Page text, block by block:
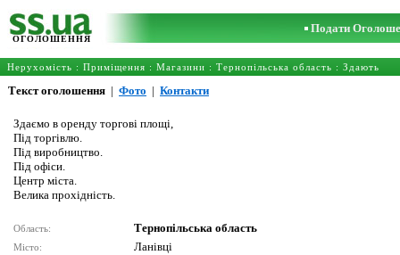
ОГОЛОШЕННЯ
Подати
Нерухомість : Приміщення : Магазини : Тернопільська область : Здають
Текст оголошення | Фото | Контакти
Здаємо в оренду торгові площі,
Під торгівлю.
Під виробництво.
Під офіси.
Центр міста.
Велика прохідність.
Область: Тернопільська область
Місто: Ланівці